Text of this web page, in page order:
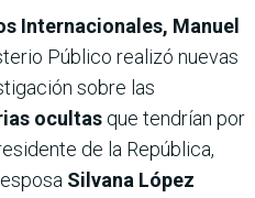
Internacionales, Manuel
Público realizó nuevas
sobre las
ocultas que tendrían por
de la República,
Silvana López